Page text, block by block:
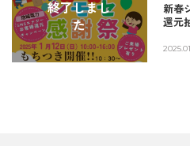
終了しまし
た
新春
還元